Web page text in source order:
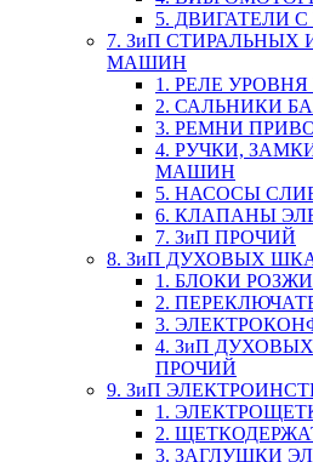
5. ДВИГАТЕЛИ
7. ЗиП
МАШИН
1. РЕЛЕ
2. САЛЬНИКИ
3. РЕМНИ
4. РУЧКИ,
МАШИН
5. НАСОСЫ
6. КЛАПАНЫ
7. ЗиП ПРОЧИЙ
8. ЗиП ДУХОВЫХ
1. БЛОКИ
2.
3.
4. ЗиП
ПРОЧИЙ
9. ЗиП
1.
2.
3. ЗАГЛУШКИ